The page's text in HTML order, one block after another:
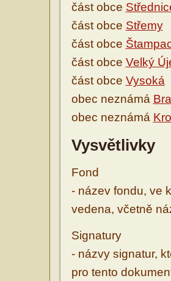
část obce
část obce Střemy
část obce
část obce Velký
část obce Vysoká
obec neznámá
obec neznámá
Vysvětlivky
Fond
- název fondu, ve
vedena, včetně
Signatury
- názvy signatur,
pro tento